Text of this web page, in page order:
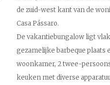
de zuid-west kant van de
Casa Pássaro.
De vakantiebungalow ligt
gezamelijke barbeque plaats
woonkamer, 2 twee-
keuken met diverse